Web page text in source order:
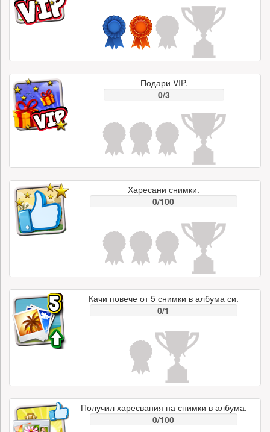
Подари VIP.
0/3
Харесани снимки.
0/100
Качи повече от 5 снимки в албума си.
0/1
Получил харесвания на снимки в албума.
0/100